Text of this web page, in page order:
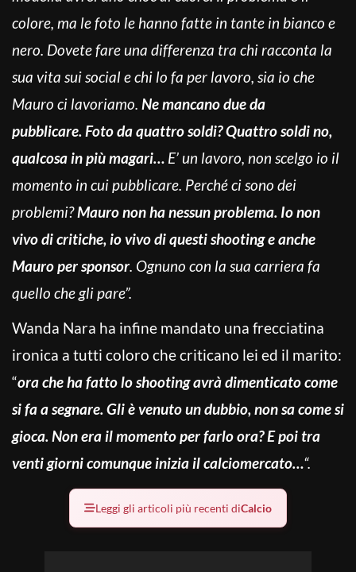
colore, ma le foto le hanno fatte in tante in bianco e
nero. Dovete fare una differenza tra chi racconta la
sua vita sui social e chi lo fa per lavoro, sia io che
Mauro ci lavoriamo. Ne mancano due da
pubblicare.Foto da quattro soldi? Quattro soldi no,
qualcosa in più magari… E’ un lavoro, non scelgo io il
momento in cui pubblicare. Perché ci sono dei
problemi?Mauro non ha nessun problema. Io non
vivo di critiche, io vivo di questi shooting e anche
Mauro per sponsor. Ognuno con la sua carriera fa
quello che gli pare”.
Wanda Nara ha infine mandato una frecciatina
ironica a tutti coloro che criticano lei ed il marito:
“ora che ha fatto lo shooting avrà dimenticato come
si fa a segnare. Gli è venuto un dubbio, non sa come si
gioca. Non era il momento per farlo ora? E poi tra
venti giorni comunque inizia il calciomercato…“.
Leggi gli articoli più recenti diCalcio